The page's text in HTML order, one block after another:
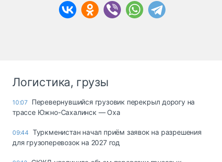
Логистика, грузы
10:07
Перевернувшийся грузовик перекрыл дорогу на
трассе Южно-Сахалинск — Оха
09:44 Туркменистан начал приём заявок на разрешения
для грузоперевозок на 2027 год